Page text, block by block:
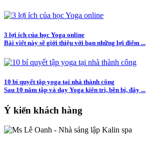
3 lợi ích của học Yoga online
Bài viết này sẽ giới thiệu với bạn những lợi điểm ...
10 bí quyết tập yoga tại nhà thành công
Sau 10 năm tập và dạy Yoga kiên trì, bền bỉ, đây ...
Ý kiến khách hàng